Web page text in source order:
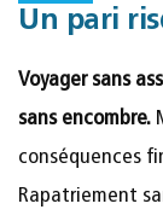
Un pari
Voyager sans
sans encombre.
conséquences
Rapatriement